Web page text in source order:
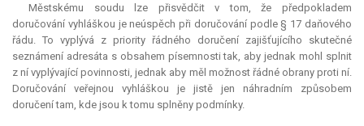
Městskému soudu lze přisvědčit v tom, že předpokladem
doručování vyhláškou je neúspěch při doručování podle § 17 daňového
řádu. To vyplývá z priority řádného doručení zajišťujícího skutečné
seznámení adresáta s obsahem písemnosti tak, aby jednak mohl splnit
z ní vyplývající povinnosti, jednak aby měl možnost řádné obrany proti ní.
Doručování veřejnou vyhláškou je jistě jen náhradním způsobem
doručení tam, kde jsou k tomu splněny podmínky.